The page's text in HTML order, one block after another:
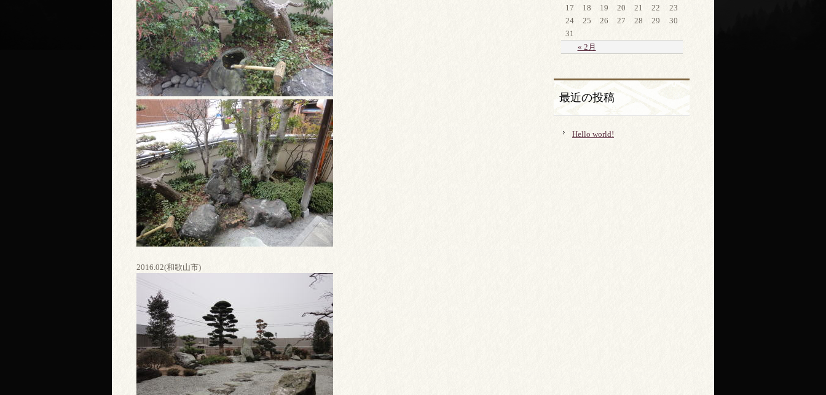
2016.02(和歌山市)
« 2月
17
18 19 20 21 22
23
24
25 26 27 28 29
30
31
最近の投稿
Hello world!